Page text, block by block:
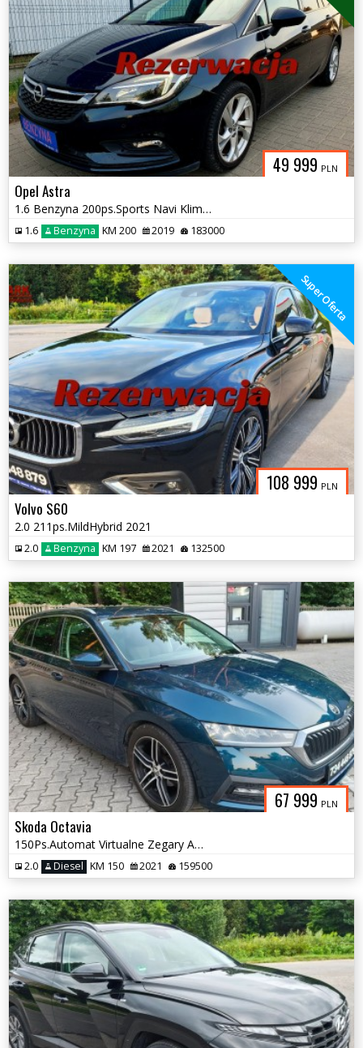
49 999 PLN
Opel Astra
1.6 Benzyna 200ps.Sports Navi Klimatronic Po Serwisie 2019rok
1.6 Benzyna KM 200 2019 183000
108 999 PLN
Super Oferta
Volvo S60
2.0 211ps.MildHybrid 2021
2.0 Benzyna KM 197 2021 132500
67 999 PLN
Skoda Octavia
150Ps.Automat Virtualne Zegary Ambiente Grzana Kierownica Serwis 2021
2.0 Diesel KM 150 2021 159500